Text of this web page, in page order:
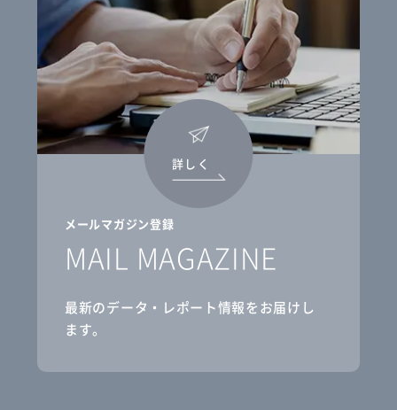
メールマガジン登録
MAIL MAGAZINE
最新のデータ・レポート情報をお届けし
ます。
詳しく